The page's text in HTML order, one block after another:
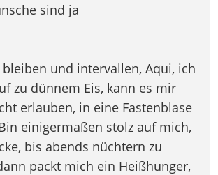
sind ja
und intervallen, Aqui, ich
zu dünnem Eis, kann es mir
erlauben, in eine Fastenblase
einigermaßen stolz auf mich,
bis abends nüchtern zu
packt mich ein Heißhunger,